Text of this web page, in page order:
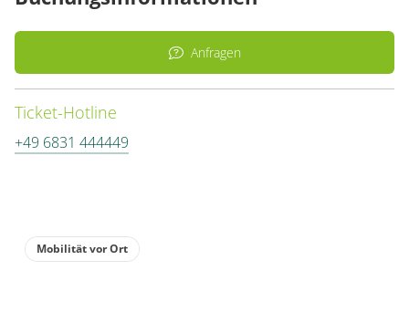
Anfragen
Ticket-Hotline
+49 6831 444449
Mobilität vor Ort